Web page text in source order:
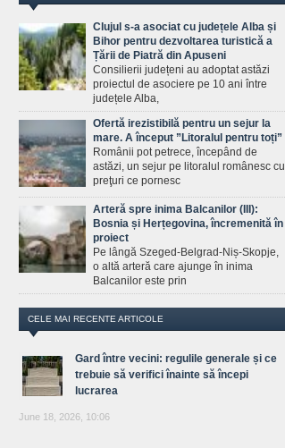
Clujul s-a asociat cu județele Alba și
Bihor pentru dezvoltarea turistică a
Țării de Piatră din Apuseni
Consilierii județeni au adoptat astăzi
proiectul de asociere pe 10 ani între
județele Alba,
Ofertă irezistibilă pentru un sejur la
mare. A început ”Litoralul pentru toți”
Românii pot petrece, începând de
astăzi, un sejur pe litoralul românesc cu
preţuri ce pornesc
Arteră spre inima Balcanilor (III):
Bosnia și Herțegovina, încremenită în
proiect
Pe lângă Szeged-Belgrad-Niș-Skopje,
o altă arteră care ajunge în inima
Balcanilor este prin
CELE MAI RECENTE ARTICOLE
Gard între vecini: regulile generale și ce
trebuie să verifici înainte să începi
lucrarea
June 18, 2026, 10:06